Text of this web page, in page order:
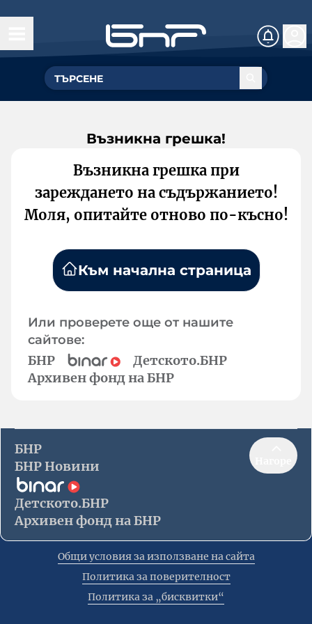
Възникна грешка!
Възникна грешка при
зареждането на съдържанието!
Моля, опитайте отново по-късно!
Към начална страница
Или проверете още от нашите
сайтове:
БНР
Детското.БНР
Архивен фонд на БНР
БНР
БНР Новини
Детското.БНР
Архивен фонд на БНР
Общи условия за използване на сайта
Политика за поверителност
Политика за „бисквитки“